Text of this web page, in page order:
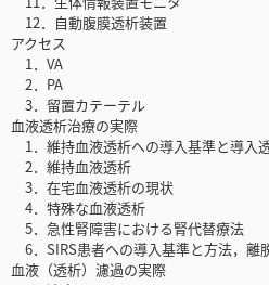
12．自動腹膜透析装置
アクセス
1．VA
2．PA
3．留置カテーテル
血液透析治療の実際
1．維持血液透析への導入基準と導入
2．維持血液透析
3．在宅血液透析の現状
4．特殊な血液透析
5．急性腎障害における腎代替療法
6．SIRS患者への導入基準と方法，離
血液（透析）濾過の実際